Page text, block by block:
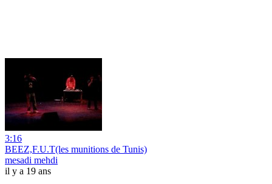
3:16
BEEZ,F.U.T(les munitions de Tunis)
mesadi mehdi
il y a 19 ans